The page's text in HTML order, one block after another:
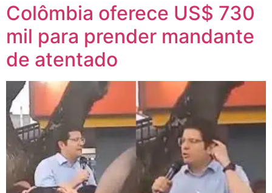
Colômbia oferece US$ 730
mil para prender mandante
de atentado